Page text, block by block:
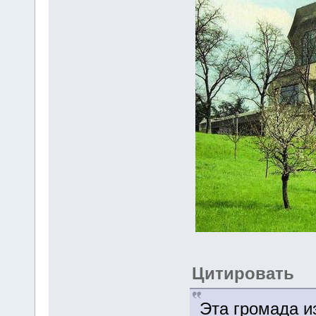
Цитировать
Эта громада